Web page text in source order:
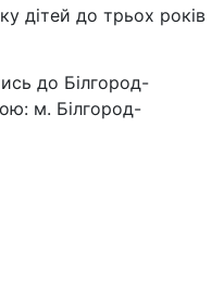
дітей до трьох років
до Білгород-
м. Білгород-